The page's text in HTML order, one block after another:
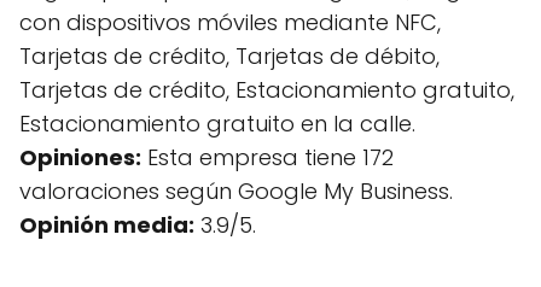
con dispositivos móviles mediante NFC,
Tarjetas de crédito, Tarjetas de débito,
Tarjetas de crédito, Estacionamiento gratuito,
Estacionamiento gratuito en la calle.
Opiniones: Esta empresa tiene 172
valoraciones según Google My Business.
Opinión media: 3.9/5.